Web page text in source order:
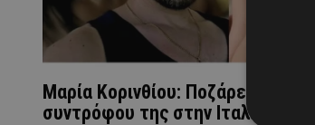
Μαρία Κορινθίου: Ποζάρει στην
συντρόφου της στην Ιταλία